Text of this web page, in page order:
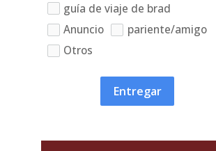
guía de viaje de brad
Anuncio
pariente/amigo
Otros
Entregar